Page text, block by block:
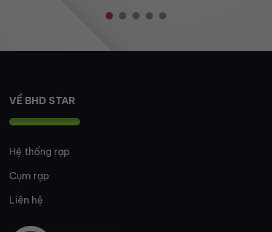
VỀ BHD STAR
Hệ thống rạp
Cụm rạp
Liên hệ